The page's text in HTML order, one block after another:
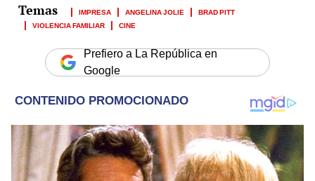
IMPRESA ANGELINA JOLIE
BRAD PITT
VIOLENCIA FAMILIAR
CINE
Prefiero a La República en
Google